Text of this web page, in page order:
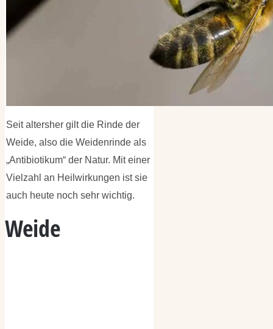
Seit altersher gilt die Rinde der
Weide, also die Weidenrinde als
„Antibiotikum“ der Natur. Mit einer
Vielzahl an Heilwirkungen ist sie
auch heute noch sehr wichtig.
Weide